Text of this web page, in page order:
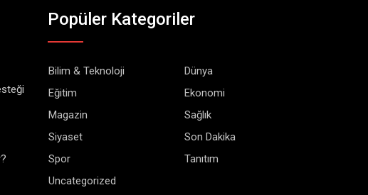
Popüler Kategoriler
Bilim & Teknoloji
Dünya
Eğitim
Ekonomi
Magazin
Sağlık
Siyaset
Son Dakika
Spor
Tanıtım
Uncategorized